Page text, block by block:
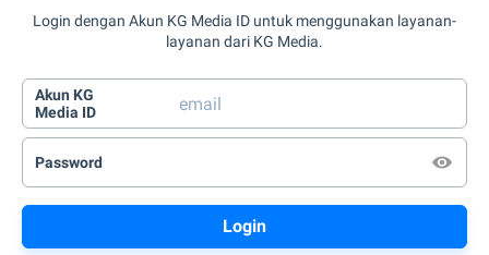
Login dengan Akun KG Media ID untuk menggunakan layanan-
layanan dari KG Media.
Akun KG
Media ID
Password